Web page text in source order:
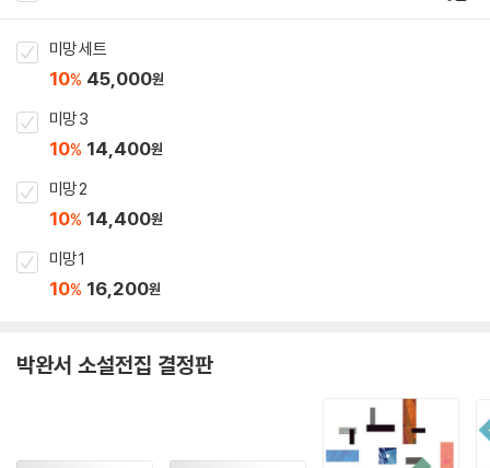
미망 세트
10% 45,000원
미망 3
10% 14,400원
미망 2
10% 14,400원
미망 1
10% 16,200원
박완서 소설전집 결정판